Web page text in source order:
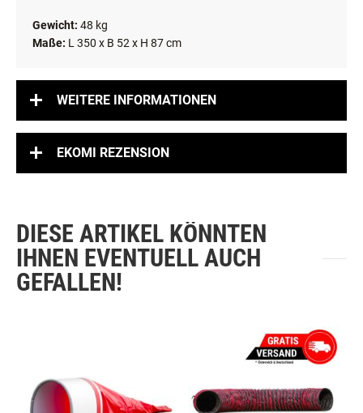
Gewicht: 48 kg
Maße: L 350 x B 52 x H 87 cm
WEITERE INFORMATIONEN
EKOMI REZENSION
DIESE ARTIKEL KÖNNTEN
IHNEN EVENTUELL AUCH
GEFALLEN!